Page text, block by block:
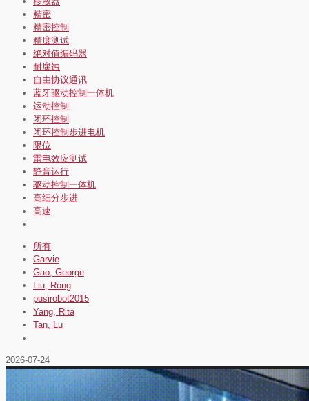
精密
精密控制
精度测试
绝对值编码器
耐腐蚀
自由协议通讯
蓝牙驱动控制一体机
运动控制
闭环控制
闭环控制步进电机
限位
雷电效应测试
静音运行
驱动控制一体机
高细分步进
高速
所有
Garvie
Gao, George
Liu, Rong
pusirobot2015
Yang, Rita
Tan, Lu
2026-07-24